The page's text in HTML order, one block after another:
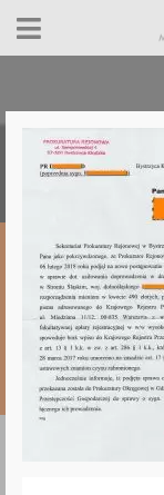
3 kwietnia 2018